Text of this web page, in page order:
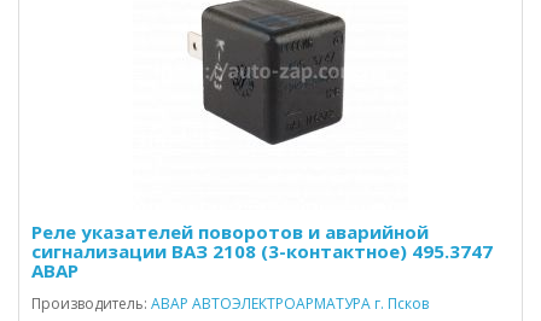
Реле указателей поворотов и аварийной
сигнализации ВАЗ 2108 (3-контактное) 495.3747
АВАР
Производитель: АВАР АВТОЭЛЕКТРОАРМАТУРА г. Псков